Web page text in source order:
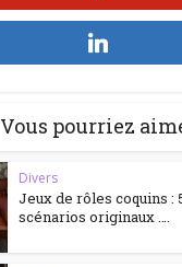
Vous pourriez
Divers
Jeux de rôles coquins :
scénarios originaux ….